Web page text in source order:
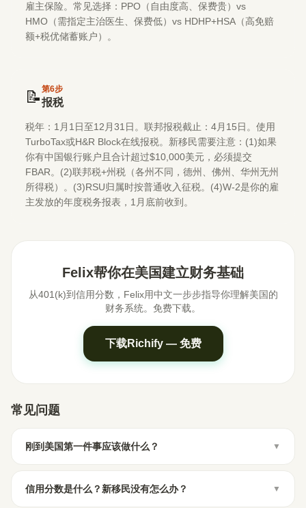
雇主保险。常见选择：PPO（自由度高、保费贵）vs
HMO（需指定主治医生、保费低）vs HDHP+HSA（高免赔
额+税优储蓄账户）。
📝 第6步
报税
税年：1月1日至12月31日。联邦报税截止：4月15日。使用
TurboTax或H&R Block在线报税。新移民需要注意：(1)如果
你有中国银行账户且合计超过$10,000美元，必须提交
FBAR。(2)联邦税+州税（各州不同，德州、佛州、华州无州
所得税）。(3)RSU归属时按普通收入征税。(4)W-2是你的雇
主发放的年度税务报表，1月底前收到。
Felix帮你在美国建立财务基础
从401(k)到信用分数，Felix用中文一步步指导你理解美国的
财务系统。免费下载。
下载Richify — 免费
常见问题
刚到美国第一件事应该做什么？ ▼
信用分数是什么？新移民没有怎么办？ ▼